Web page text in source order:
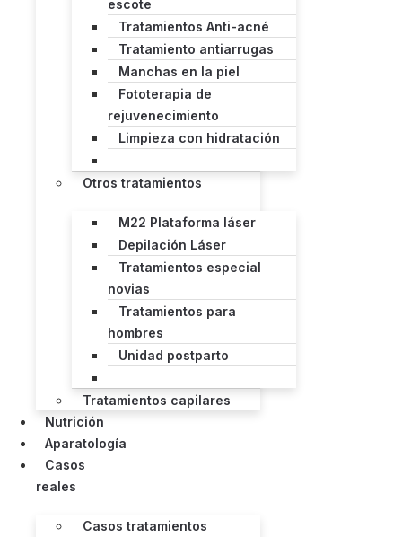
escote
Tratamientos Anti-acné
Tratamiento antiarrugas
Manchas en la piel
Fototerapia de
rejuvenecimiento
Limpieza con hidratación
Otros tratamientos
M22 Plataforma láser
Depilación Láser
Tratamientos especial
novias
Tratamientos para
hombres
Unidad postparto
Tratamientos capilares
Nutrición
Aparatología
Casos
reales
Casos tratamientos